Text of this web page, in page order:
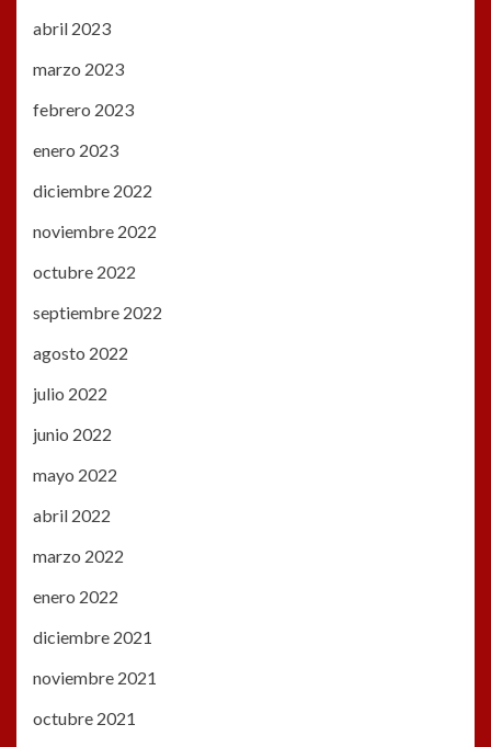
abril 2023
marzo 2023
febrero 2023
enero 2023
diciembre 2022
noviembre 2022
octubre 2022
septiembre 2022
agosto 2022
julio 2022
junio 2022
mayo 2022
abril 2022
marzo 2022
enero 2022
diciembre 2021
noviembre 2021
octubre 2021